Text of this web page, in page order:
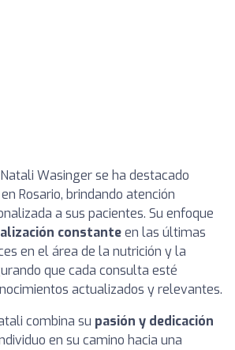
Wasinger se ha destacado
Rosario, brindando atención
a sus pacientes. Su enfoque
constanteen las últimas
en el área de la nutrición y la
que cada consulta esté
actualizados y relevantes.
combina su pasión y dedicación
en su camino hacia una